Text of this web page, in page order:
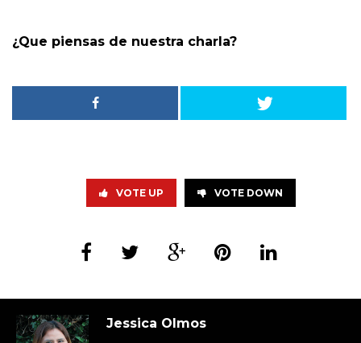
¿Que piensas de nuestra charla?
VOTE UP VOTE DOWN
Jessica Olmos